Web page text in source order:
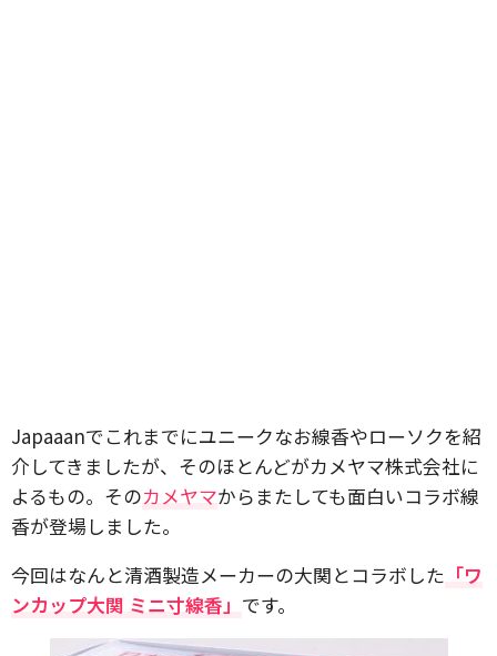
Japaaanでこれまでにユニークなお線香やローソクを紹
介してきましたが、そのほとんどがカメヤマ株式会社に
よるもの。そのカメヤマからまたしても面白いコラボ線
香が登場しました。
今回はなんと清酒製造メーカーの大関とコラボした 「ワ
ンカップ大関 ミニ寸線香」 です。